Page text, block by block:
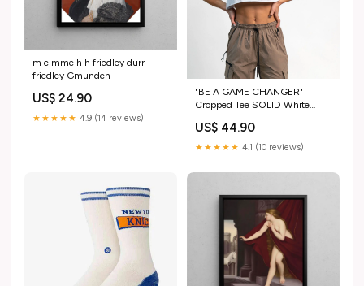
m e mme h h friedley durr
friedley Gmunden
US$ 24.90
★★★★★ 4.9 (14 reviews)
"BE A GAME CHANGER"
Cropped Tee SOLID White
US$ 44.90
★★★★★ 4.1 (10 reviews)